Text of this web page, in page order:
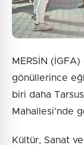
MERSİN
gönüllerince
biri daha
Mahallesi’nde
Kültür, Sanat ve